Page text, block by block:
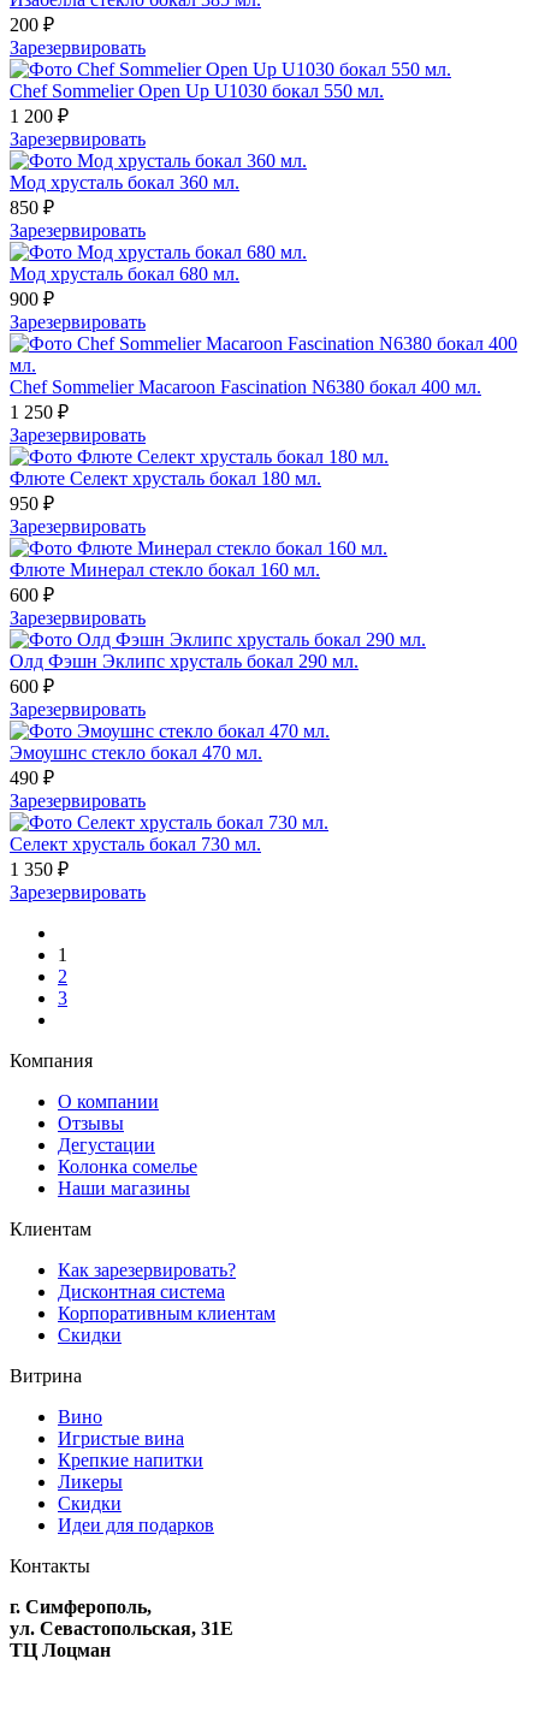
200 ₽
Зарезервировать
Chef Sommelier Open Up U1030 бокал 550 мл.
1 200 ₽
Зарезервировать
Мод хрусталь бокал 360 мл.
850 ₽
Зарезервировать
Мод хрусталь бокал 680 мл.
900 ₽
Зарезервировать
Chef Sommelier Macaroon Fascination N6380 бокал 400 мл.
1 250 ₽
Зарезервировать
Флюте Селект хрусталь бокал 180 мл.
950 ₽
Зарезервировать
Флюте Минерал стекло бокал 160 мл.
600 ₽
Зарезервировать
Олд Фэшн Эклипс хрусталь бокал 290 мл.
600 ₽
Зарезервировать
Эмоушнс стекло бокал 470 мл.
490 ₽
Зарезервировать
Селект хрусталь бокал 730 мл.
1 350 ₽
Зарезервировать
1
2
3
Компания
О компании
Отзывы
Дегустации
Колонка сомелье
Наши магазины
Клиентам
Как зарезервировать?
Дисконтная система
Корпоративным клиентам
Скидки
Витрина
Вино
Игристые вина
Крепкие напитки
Ликеры
Скидки
Идеи для подарков
Контакты
г. Симферополь,
ул. Севастопольская, 31Е
ТЦ Лоцман